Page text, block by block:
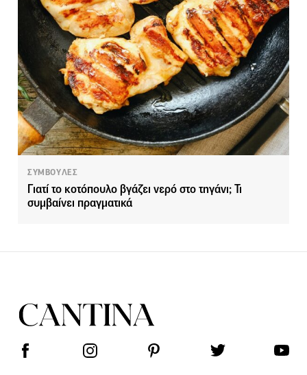
ΣΥΜΒΟΥΛΕΣ
Γιατί το κοτόπουλο βγάζει νερό στο τηγάνι; Τι
συμβαίνει πραγματικά